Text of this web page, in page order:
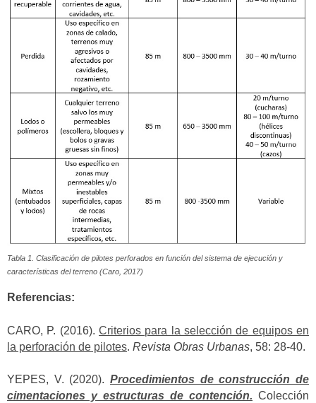
Tabla 1. Clasificación de pilotes perforados en función del sistema de ejecución y
características del terreno (Caro, 2017)
Referencias:
CARO, P. (2016). Criterios para la selección de equipos en
la perforación de pilotes. Revista Obras Urbanas, 58: 28-40.
YEPES, V. (2020). Procedimientos de construcción de
cimentaciones y estructuras de contención. Colección